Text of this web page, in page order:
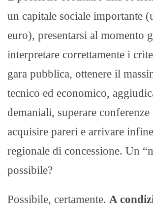
un capitale sociale importante
euro), presentarsi al momento
interpretare correttamente i
gara pubblica, ottenere il
tecnico ed economico,
demaniali, superare
acquisire pareri e arrivare
regionale di concessione. Un
possibile?
Possibile, certamente. A